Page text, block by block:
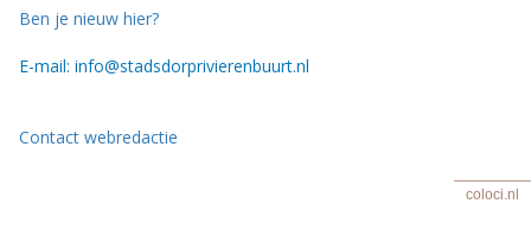
Ben je nieuw hier?
E-mail: info@stadsdorprivierenbuurt.nl
Contact webredactie
coloci.nl